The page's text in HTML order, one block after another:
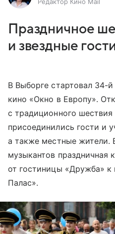
Редактор Кино Mail
Праздничное
и звездные
В Выборге стартовал 34-
кино «Окно в Европу».
с традиционного
присоединились гости и
а также местные жители.
музыкантов праздничная
от гостиницы «Дружба» к
Палас».